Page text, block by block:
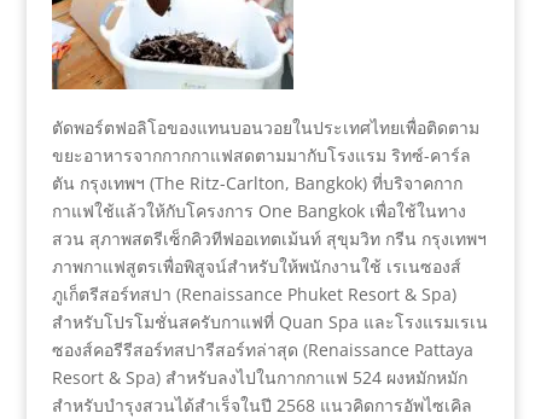
ตัดพอร์ตฟอลิโอของแทนบอนวอยในประเทศไทยเพื่อติดตาม
ขยะอาหารจากกากกาแฟสดตามมากับโรงแรม ริทซ์-คาร์ล
ตัน กรุงเทพฯ (The Ritz-Carlton, Bangkok) ที่บริจาคกาก
กาแฟใช้แล้วให้กับโครงการ One Bangkok เพื่อใช้ในทาง
สวน สุภาพสตรีเซ็กคิวทีฟออเทตเม้นท์ สุขุมวิท กรีน กรุงเทพฯ
ภาพกาแฟสูตรเพื่อพิสูจน์สำหรับให้พนักงานใช้ เรเนซองส์
ภูเก็ตรีสอร์ทสปา (Renaissance Phuket Resort & Spa)
สำหรับโปรโมชั่นสครับกาแฟที่ Quan Spa และโรงแรมเรเน
ซองส์คอรีรีสอร์ทสปารีสอร์ทล่าสุด (Renaissance Pattaya
Resort & Spa) สำหรับลงไปในกากกาแฟ 524 ผงหมักหมัก
สำหรับบำรุงสวนได้สำเร็จในปี 2568 แนวคิดการอัพไซเคิล